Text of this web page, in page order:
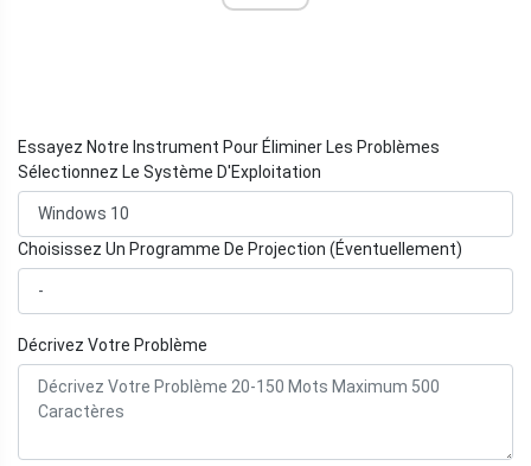
Essayez Notre Instrument Pour Éliminer Les Problèmes
Sélectionnez Le Système D'Exploitation
Choisissez Un Programme De Projection (Éventuellement)
Décrivez Votre Problème